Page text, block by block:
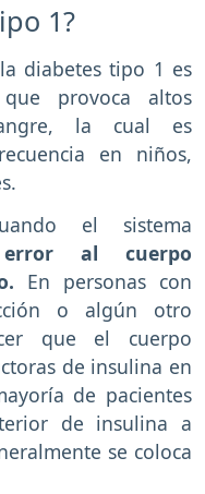
1?
diabetes tipo 1 es
que provoca altos
la cual es
en niños,
el sistema
al cuerpo
En personas con
o algún otro
que el cuerpo
de insulina en
de pacientes
de insulina a
se coloca